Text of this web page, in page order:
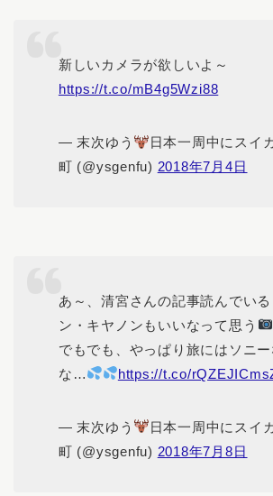
新しいカメラが欲しいよ～
https://t.co/mB4g5Wzi88
— 末次ゆう
日本一周中にスイ
町 (@ysgenfu) 2018年7月4日
あ～、清宮さんの記事読んでいる
ン・キヤノンもいいなって思う
でもでも、やっぱり旅にはソニー
な…
https://t.co/
— 末次ゆう
日本一周中にスイ
町 (@ysgenfu) 2018年7月8日